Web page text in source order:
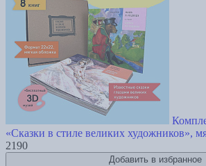
«Сказки в стиле великих художников»,
2190
Добавить в избранное